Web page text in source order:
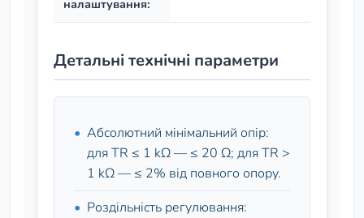
налаштування:
Детальні технічні параметри
Абсолютний мінімальний опір:
для TR ≤ 1 kΩ — ≤ 20 Ω; для TR >
1 kΩ — ≤ 2% від повного опору.
Роздільність регулювання: